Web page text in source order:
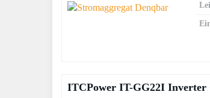
ITCPower IT-GG22I Inverter